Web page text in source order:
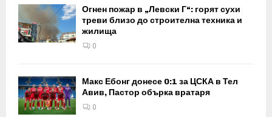
Огнен пожар в „Левски Г“: горят сухи
треви близо до строителна техника и
жилища
0
Макс Ебонг донесе 0:1 за ЦСКА в Тел
Авив, Пастор обърка вратаря
0